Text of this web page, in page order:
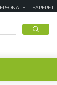
SAPERE.IT